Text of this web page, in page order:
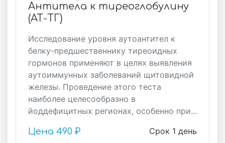
Антитела к тиреоглобулину
(АТ-ТГ)
Исследование уровня аутоантител к
белку-предшественнику тиреоидных
гормонов применяют в целях выявления
аутоиммунных заболеваний щитовидной
железы. Проведение этого теста
наиболее целесообразно в
йоддефицитных регионах, особенно при...
Срок 1 день
Цена 490 ₽